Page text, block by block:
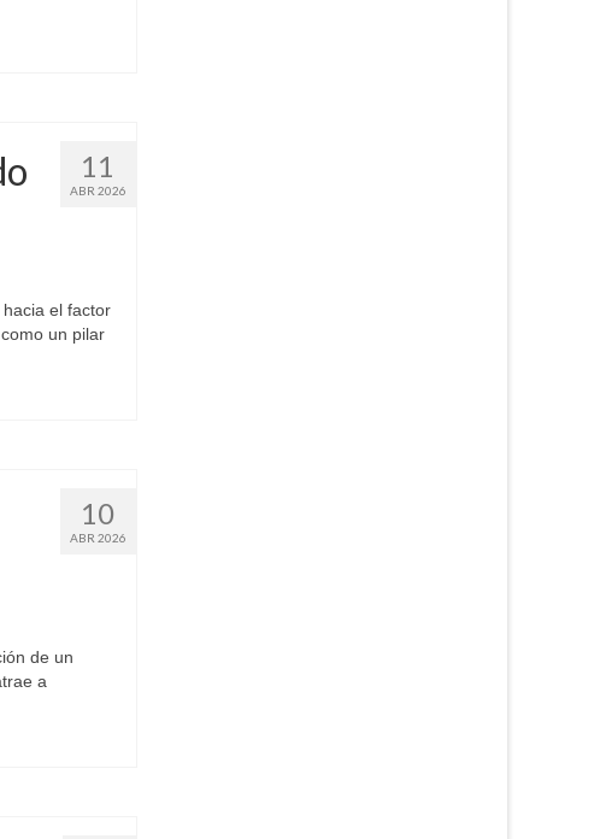
11
ABR 2026
el factor
un pilar
10
ABR 2026
de un
a